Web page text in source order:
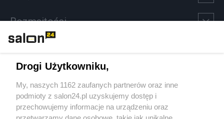
Rozmaitości
Sport
Społeczeństwo
Drogi Użytkowniku,
My, naszych 1162 zaufanych partnerów oraz inne
podmioty z salon24.pl uzyskujemy dostęp i
przechowujemy informacje na urządzeniu oraz